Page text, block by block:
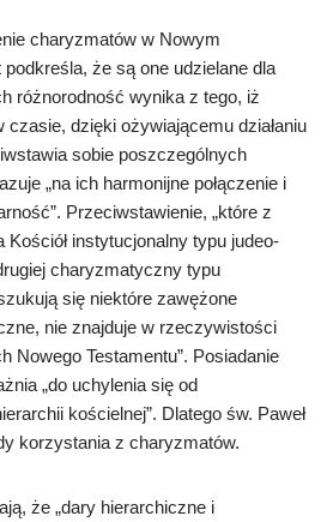
charyzmatów w Nowym
że są one udzielane dla
różnorodność wynika z tego, iż
czasie, dzięki ożywiającemu działaniu
sobie poszczególnych
„na ich harmonijne połączenie i
Przeciwstawienie, „które z
instytucjonalny typu judeo-
charyzmatyczny typu
się niektóre zawężone
nie znajduje w rzeczywistości
Nowego Testamentu”. Posiadanie
„do uchylenia się od
kościelnej”. Dlatego św. Paweł
korzystania z charyzmatów.
że „dary hierarchiczne i